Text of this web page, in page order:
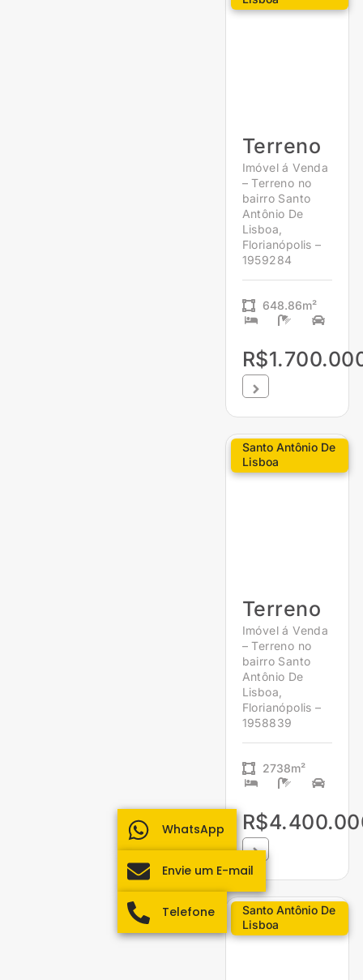
Terreno
Imóvel á Venda
– Terreno no
bairro Santo
Antônio De
Lisboa,
Florianópolis –
1959284
648.86m²
Santo Antônio De
Lisboa
Terreno
Imóvel á Venda
– Terreno no
bairro Santo
Antônio De
Lisboa,
Florianópolis –
1958839
2738m²
Santo Antônio De
Lisboa
WhatsApp
Envie um E-mail
Telefone